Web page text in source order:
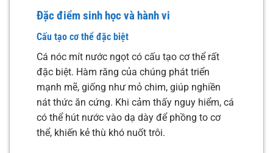
Đặc điểm sinh học và hành vi
Cấu tạo cơ thể đặc biệt
Cá nóc mít nước ngọt có cấu tạo cơ thể rất
đặc biệt. Hàm răng của chúng phát triển
mạnh mẽ, giống như mỏ chim, giúp nghiền
nát thức ăn cứng. Khi cảm thấy nguy hiểm, cá
có thể hút nước vào dạ dày để phồng to cơ
thể, khiến kẻ thù khó nuốt trôi.